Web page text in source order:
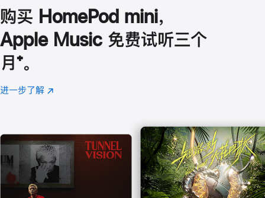
购买 HomePod mini，
Apple Music 免费试听三个
月 脚
注
⁺。
进一步了解 Apple
(在
口
中
打
开)